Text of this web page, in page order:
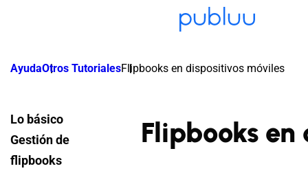
AyudaOtros TutorialesFlipbooks en dispositivos móviles
Lo básico
Gestión de
flipbooks
Flipbooks